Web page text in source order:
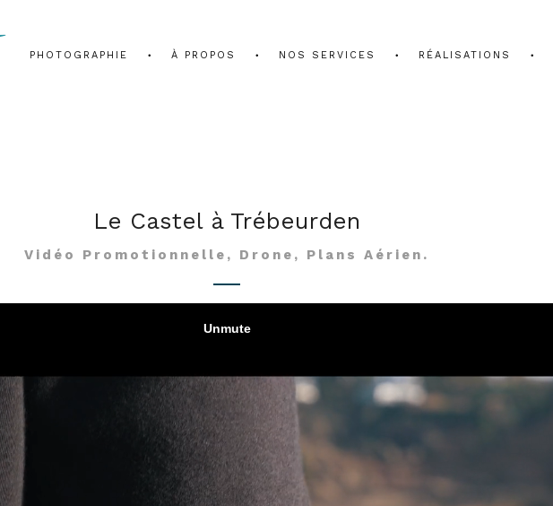
PHOTOGRAPHIE À PROPOS NOS SERVICES RÉALISATIONS
Le Castel à Trébeurden
Vidéo Promotionnelle, Drone, Plans Aérien.